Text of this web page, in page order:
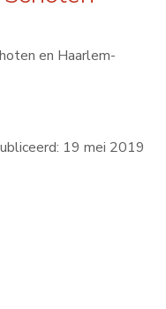
en Haarlem-
19 mei 2019